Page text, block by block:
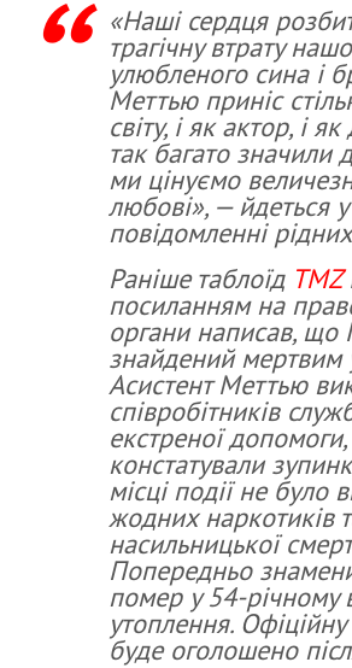
«Наші сердця
трагічну втрату
улюбленого сина і
Меттью приніс
світу, і як актор, і
так багато значили
ми цінуємо
любові», — йдеться у
повідомленні
Раніше таблоїд TMZ
посиланням на
органи написав, що
знайдений мертвим
Асистент Меттью
співробітників
екстреної допомоги,
констатували
місці події не було
жодних наркотиків
насильницької
Попередньо
помер у 54-річному
утоплення.
буде оголошено